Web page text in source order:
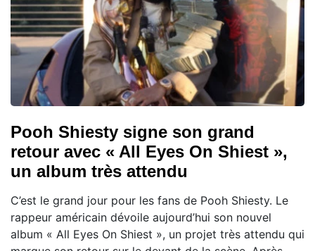
Pooh Shiesty signe son grand
retour avec « All Eyes On Shiest »,
un album très attendu
C’est le grand jour pour les fans de Pooh Shiesty. Le
rappeur américain dévoile aujourd’hui son nouvel
album « All Eyes On Shiest », un projet très attendu qui